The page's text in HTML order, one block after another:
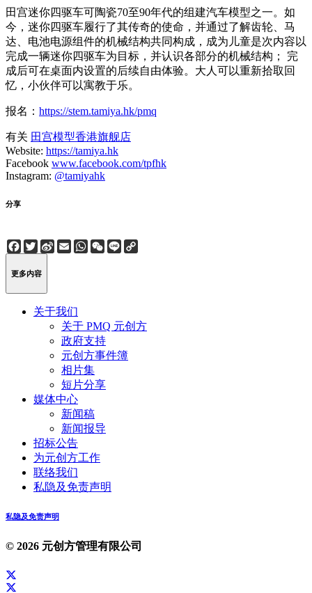
田宫迷你四驱车可陶瓷70至90年代的组建汽车模型之一。如
今，迷你四驱车履行了其传奇的使命，并通过了解齿轮、马
达、电池电源组件的机械结构共同构成，成为儿童是次内容以
完成一辆迷你四驱车为目标，并认识各部分的机械结构； 完
成后可在桌面内设置的后续自由体验。大人可以重新拾取回
忆，小伙伴可以寓教于乐。
报名： https://stem.tamiya.hk/pmq
有关 田宫模型香港旗舰店
Website: https://tamiya.hk
Facebook www.facebook.com/tpfhk
Instagram: @tamiyahk
分享
Facebook
Twitter
Sina
Weibo
EmailWhatsApp
WeChat
Line
更多内容
关于我们
关于 PMQ 元创方
政府支持
元创方事件簿
相片集
短片分享
媒体中心
新闻稿
新闻报导
招标公告
为元创方工作
联络我们
私隐及免责声明
私隐及免责声明
© 2026 元创方管理有限公司